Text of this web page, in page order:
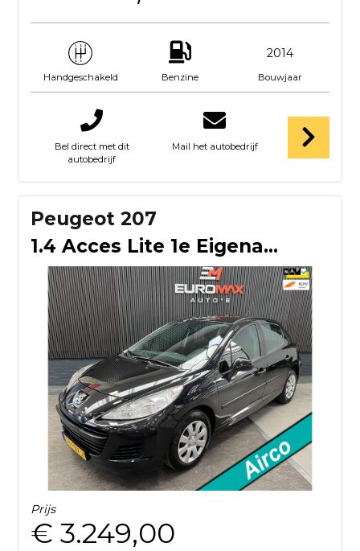
Handgeschakeld Benzine
2014
Bouwjaar
Bel direct met dit
autobedrijf
Mail het autobedrijf
Peugeot 207
1.4 Acces Lite 1e Eigenaar - NAP - Airco - Distr Verv.
Prijs
€ 3.249,00